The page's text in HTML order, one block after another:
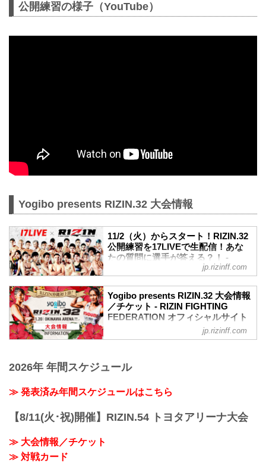
公開練習の様子（YouTube）
Yogibo presents RIZIN.32 大会情報
11/2（火）からスタート！RIZIN.32
公開練習を17LIVEで生配信！あな
たの質問に選手が答える？！ -
RIZIN FIGHTING FEDERATION オ
フィシャルサイト
11月20日（土）沖縄アリーナで開催され
るYogibo presents RIZIN.32の、出場選手
たちの公開練習を17LIVEで生配信するこ
公開練習の様子はRIZIN FF 公式アカウン
行われる予定だ！選手へ質疑の際に、ラ
イブ配信中に寄せられたコメントを選手
大会を間近に控えた選手たちの練習風
チェックしよう！
jp.rizinff.com
Yogibo presents RIZIN.32 大会情報
／チケット - RIZIN FIGHTING
FEDERATION オフィシャルサイト
＼
�：沖縄アリーナ
�チケット一般発売 10/31(日)~
pic.twitter.com/pq0DaikQpC
jp.rizinff.com
2026年 年間スケジュール
≫ 発表済み年間スケジュールはこちら
【8/11(火･祝)開催】RIZIN.54 トヨタアリーナ大会
≫ 大会情報／チケット
≫ 対戦カード